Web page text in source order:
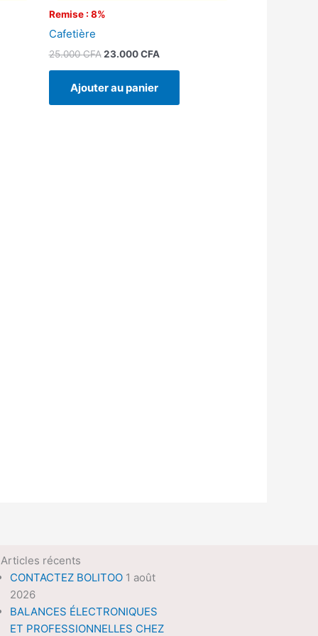
Remise : 8%
Cafetière
25.000CFA 23.000CFA
Ajouter au panier
récents
CONTACTEZ BOLITOO 1 août
2026
BALANCES ÉLECTRONIQUES
ET PROFESSIONNELLES CHEZ